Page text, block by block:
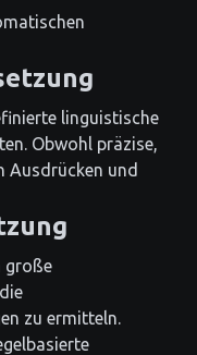
linguistische
Obwohl präzise,
und
große
zu ermitteln.